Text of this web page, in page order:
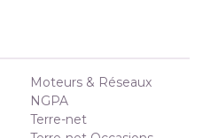
Moteurs & Réseaux
NGPA
Terre-net